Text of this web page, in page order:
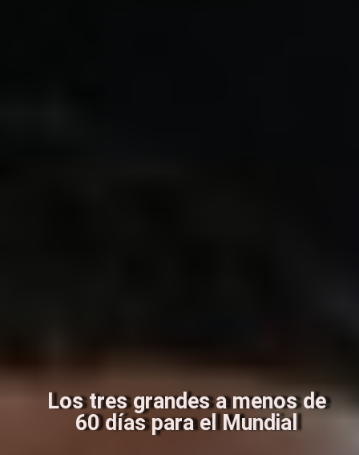
Los tres grandes a menos de
60 días para el Mundial